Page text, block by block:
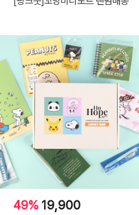
49% 19,900